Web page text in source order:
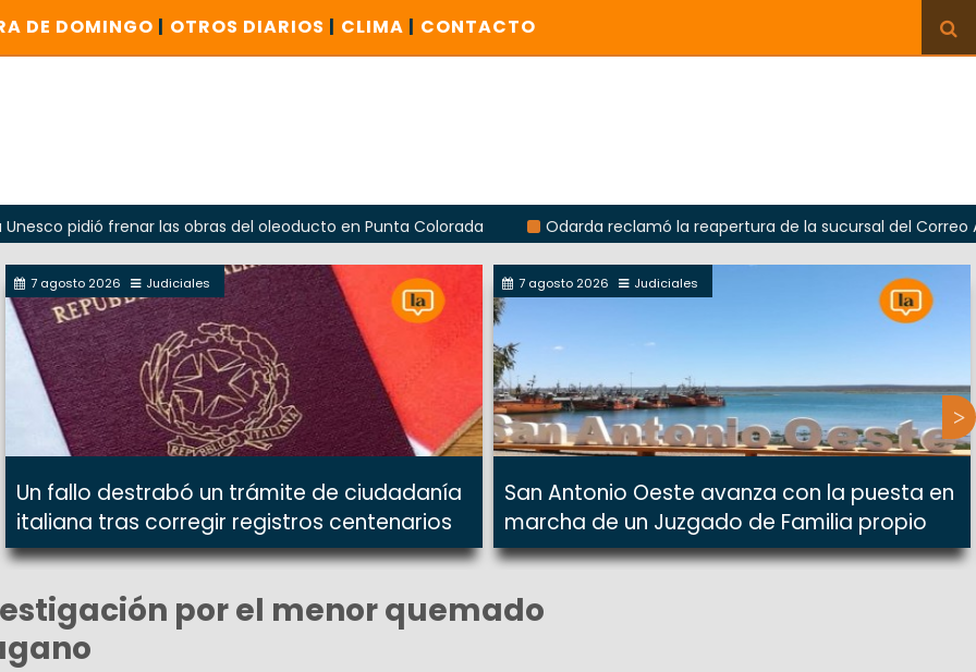
DE DOMINGO | OTROS DIARIOS | CLIMA | CONTACTO
frenar las obras del oleoducto en Punta Colorada
Odarda reclamó la reapertura de la sucursal del Correo Argentino
7 agosto 2026 Judiciales
Un fallo destrabó un trámite de ciudadanía
italiana tras corregir registros centenarios
7 agosto 2026 Judiciales
San Antonio Oeste avanza con la puesta en
marcha de un Juzgado de Familia propio
por el menor quemado